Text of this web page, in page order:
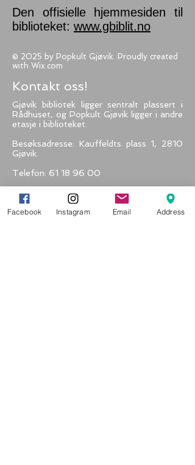
Den offisielle hjemmesiden til
biblioteket: www.gbiblit.no
© 2025 by Popkult Gjøvik. Proudly created
with Wix.com
Kontakt oss!
Gjøvik bibliotek ligger sentralt plassert i
Rådhuset, og Popkult Gjøvik ligger i andre
etasje i biblioteket.
Besøksadresse: Kauffeldts plass 1, 2810
Gjøvik.
Telefon: 61 18 96 00
E-post:
biblioteket@gjovik.kommune.no
Åpningstider
Facebook Instagram Email Address